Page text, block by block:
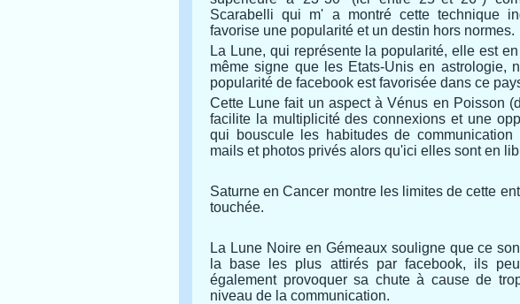
Scarabelli qui m' a montré cette technique
favorise une popularité et un destin hors normes.
La Lune, qui représente la popularité, elle est
même signe que les Etats-Unis en astrologie,
popularité de facebook est favorisée dans ce
Cette Lune fait un aspect à Vénus en Poisson
facilite la multiplicité des connexions et une
qui bouscule les habitudes de
mails et photos privés alors qu'ici elles sont en
Saturne en Cancer montre les limites de cette
touchée.
La Lune Noire en Gémeaux souligne que ce
la base les plus attirés par facebook, ils
également provoquer sa chute à cause de
niveau de la communication.